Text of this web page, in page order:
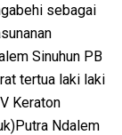
sebagai
Sinuhun PB
tertua laki laki
Keraton
Ndalem